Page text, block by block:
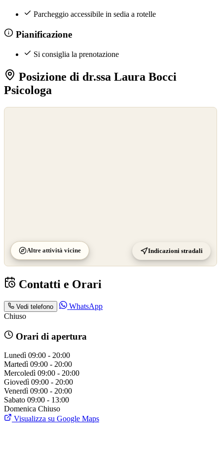
Parcheggio accessibile in sedia a rotelle
Pianificazione
Si consiglia la prenotazione
Posizione di dr.ssa Laura Bocci
Psicologa
Altre attività vicine Indicazioni stradali
Contatti e Orari
Vedi telefono
WhatsApp
Chiuso
Orari di apertura
Lunedì 09:00 - 20:00
Martedì 09:00 - 20:00
Mercoledì 09:00 - 20:00
Giovedì 09:00 - 20:00
Venerdì 09:00 - 20:00
Sabato 09:00 - 13:00
Domenica Chiuso
Visualizza su Google Maps